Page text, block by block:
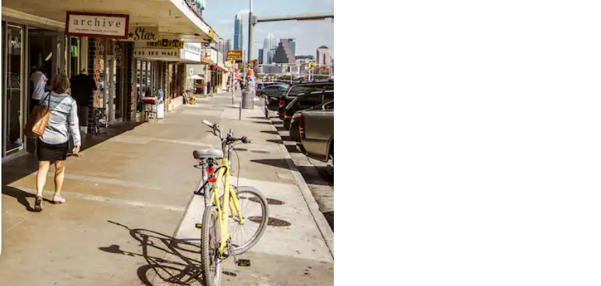
със стрелки нагоре и надолу или навигирайте с докосване или плъзгане.